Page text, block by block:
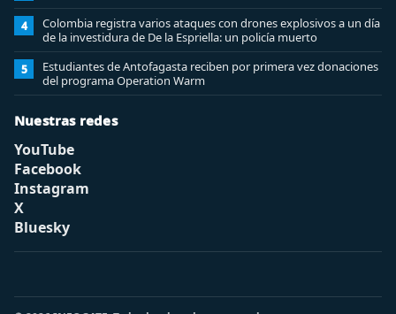
4
Colombia registra varios ataques con drones explosivos a un día
de la investidura de De la Espriella: un policía muerto
5
Estudiantes de Antofagasta reciben por primera vez donaciones
del programa Operation Warm
Nuestras redes
YouTube
Facebook
Instagram
X
Bluesky